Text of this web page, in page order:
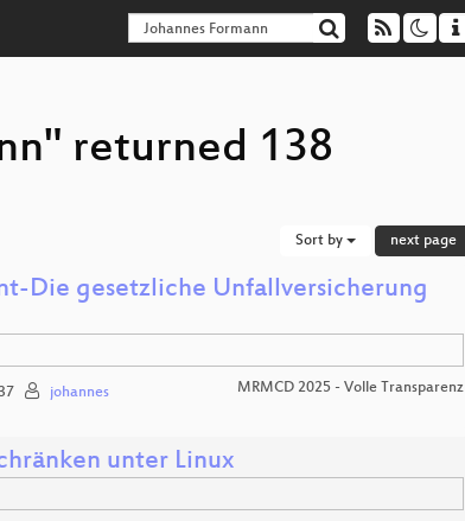
returned 138
Sort by next page
Die gesetzliche Unfallversicherung
johannes MRMCD 2025 - Volle Transparenz
unter Linux